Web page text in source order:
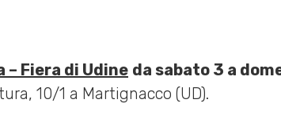
– Fiera di Udine da sabato 3 a
10/1 a Martignacco (UD).